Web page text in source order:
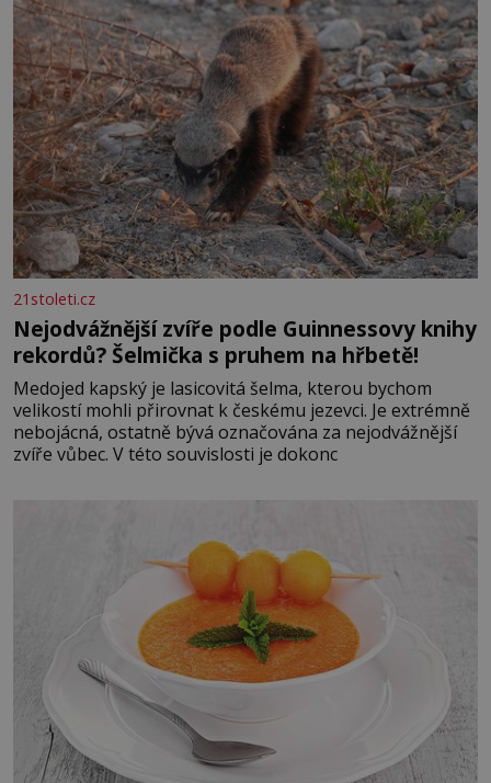
21stoleti.cz
Nejodvážnější zvíře podle Guinnessovy knihy
rekordů? Šelmička s pruhem na hřbetě!
Medojed kapský je lasicovitá šelma, kterou bychom
velikostí mohli přirovnat k českému jezevci. Je extrémně
nebojácná, ostatně bývá označována za nejodvážnější
zvíře vůbec. V této souvislosti je dokonc